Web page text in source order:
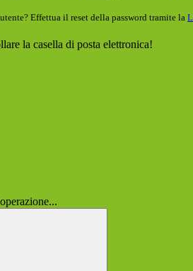
Effettua il reset della password tramite la
la casella di posta elettronica!